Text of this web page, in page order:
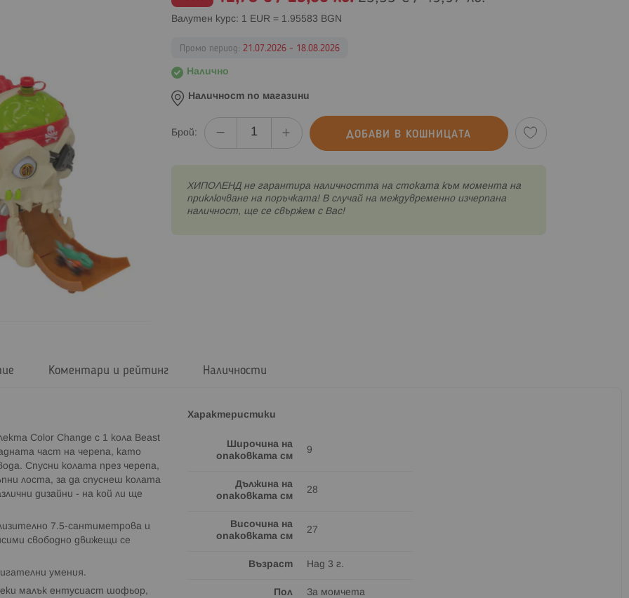
цена
Валутен курс: 1 EUR = 1.95583 BGN
Промо период: 21.07.2026 - 18.08.2026
Налично
Наличност по магазини
Брой: ДОБАВИ В КОШНИЦАТА
XИПОЛЕНД не гарантира наличността на стоката към момента на
приключване на поръчката! В случай на междувременно изчерпана
наличност, ще се свържем с Вас!
Color Change с 1 кола Beast
част на черепа, като
Спусни колата през черепа,
лоста, за да спуснеш колата
дизайни - на кой ли ще
7.5-сантиметрова и
свободно движещи се
умения.
малък ентусиаст шофьор,
Характеристики
Широчина на
опаковката см
9
Дължина на
опаковката см
28
Височина на
опаковката см
27
Възраст Над 3 г.
Пол За момчета
Коментари и рейтинг Наличности